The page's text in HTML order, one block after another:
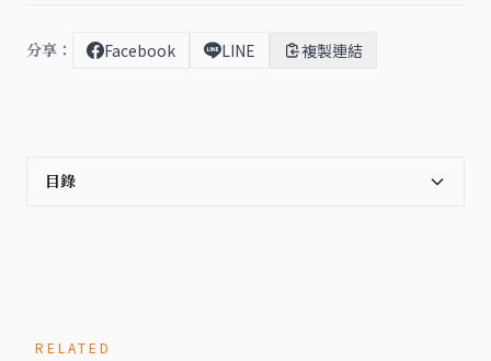
分享： Facebook LINE 複製連結
目錄
RELATED